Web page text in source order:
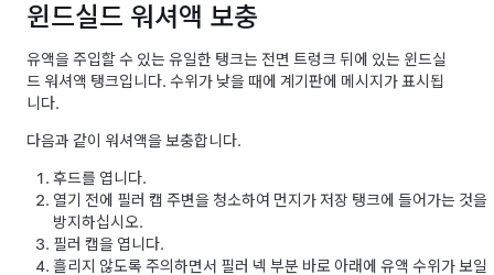
윈드실드 워셔액 보충
유액을 주입할 수 있는 유일한 탱크는 전면 트렁크 뒤에 있는 윈드실
드 워셔액 탱크입니다. 수위가 낮을 때에 계기판에 메시지가 표시됩
니다.
다음과 같이 워셔액을 보충합니다.
후드를 엽니다.
열기 전에 필러 캡 주변을 청소하여 먼지가 저장 탱크에 들어가는 것을
방지하십시오.
필러 캡을 엽니다.
흘리지 않도록 주의하면서 필러 넥 부분 바로 아래에 유액 수위가 보일